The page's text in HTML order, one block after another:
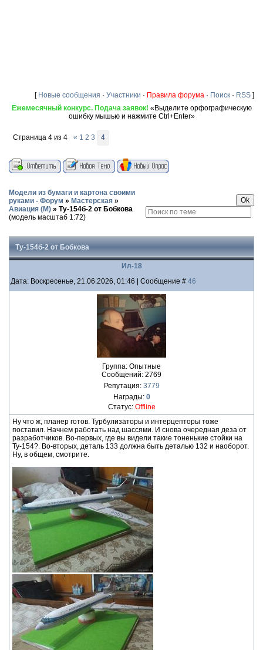
[ Новые сообщения · Участники · Правила форума · Поиск · RSS ]
Ежемесячный конкурс. Подача заявок! «Выделите орфографическую
ошибку мышью и нажмите Ctrl+Enter»
Страница 4 из 4 « 1 2 3 4
Модели из бумаги и картона своими
руками - Форум » Мастерская »
Авиация (М) » Ту-154б-2 от Бобкова
(модель масштаб 1:72)
Ту-154б-2 от Бобкова
Ил-18
Дата: Воскресенье, 21.06.2026, 01:46 | Сообщение # 46
Группа: Опытные
Сообщений: 2769
Репутация: 3779
Награды: 0
Статус: Offline
Ну что ж, планер готов. Турбулизаторы и интерцепторы тоже
поставил. Начнем работать над шассями. И снова очередная деза от
разработчиков. Во-первых, где вы видели такие тоненькие стойки на
Ту-154?. Во-вторых, деталь 133 должна быть деталью 132 и наоборот.
Ну, в общем, смотрите.